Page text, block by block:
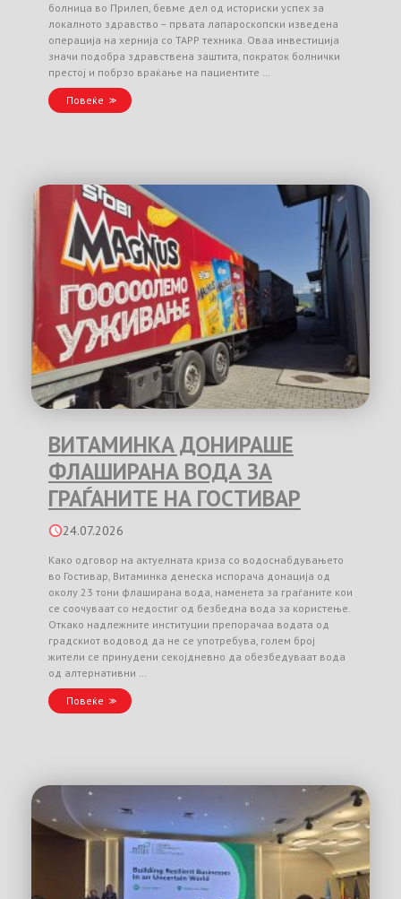
болница во Прилеп, бевме дел од историски успех за
локалното здравство – првата лапароскопски изведена
операција на хернија со TAPP техника. Оваа инвестиција
значи подобра здравствена заштита, пократок болнички
престој и побрзо враќање на пациентите …
Повеќе
ВИТАМИНКА ДОНИРАШЕ
ФЛАШИРАНА ВОДА ЗА
ГРАЃАНИТЕ НА ГОСТИВАР
24.07.2026
Како одговор на актуелната криза со водоснабдувањето
во Гостивар, Витаминка денеска испорача донација од
околу 23 тони флаширана вода, наменета за граѓаните кои
се соочуваат со недостиг од безбедна вода за користење.
Откако надлежните институции препорачаа водата од
градскиот водовод да не се употребува, голем број
жители се принудени секојдневно да обезбедуваат вода
од алтернативни …
Повеќе